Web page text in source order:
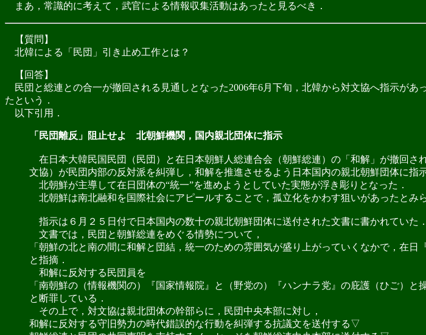
まあ，常識的に考えて，武官による情報収集活動はあったと見るべき．
【質問】
北韓による「民団」引き止め工作とは？
【回答】
民団と総連との合一が撤回される見通しとなった2006年6月下旬，北韓から対文協へ指示が
たという．
以下引用．
「民団離反」阻止せよ 北朝鮮機関，国内親北団体に指示
在日本大韓民国民団（民団）と在日本朝鮮人総連合会（朝鮮総連）の「和解」が撤回
文協）が民団内部の反対派を糾弾し，和解を推進させるよう日本国内の親北朝鮮団体に指
北朝鮮が主導して在日団体の“統一”を進めようとしていた実態が浮き彫りとなった．
北朝鮮は南北融和を国際社会にアピールすることで，孤立化をかわす狙いがあったとみ
指示は６月２５日付で日本国内の数十の親北朝鮮団体に送付された文書に書かれていた
文書では，民団と朝鮮総連をめぐる情勢について，
「朝鮮の北と南の間に和解と団結，統一のための雰囲気が盛り上がっていくなかで，在
と指摘．
和解に反対する民団員を
「南朝鮮の（情報機関の）『国家情報院』と（野党の）『ハンナラ党』の庇護（ひご）
と断罪している．
その上で，対文協は親北団体の幹部らに，民団中央本部に対し，
和解に反対する守旧勢力の時代錯誤的な行動を糾弾する抗議文を送付する▽